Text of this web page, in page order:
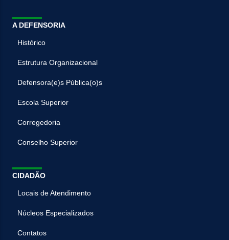
A DEFENSORIA
Histórico
Estrutura Organizacional
Defensora(e)s Pública(o)s
Escola Superior
Corregedoria
Conselho Superior
CIDADÃO
Locais de Atendimento
Núcleos Especializados
Contatos